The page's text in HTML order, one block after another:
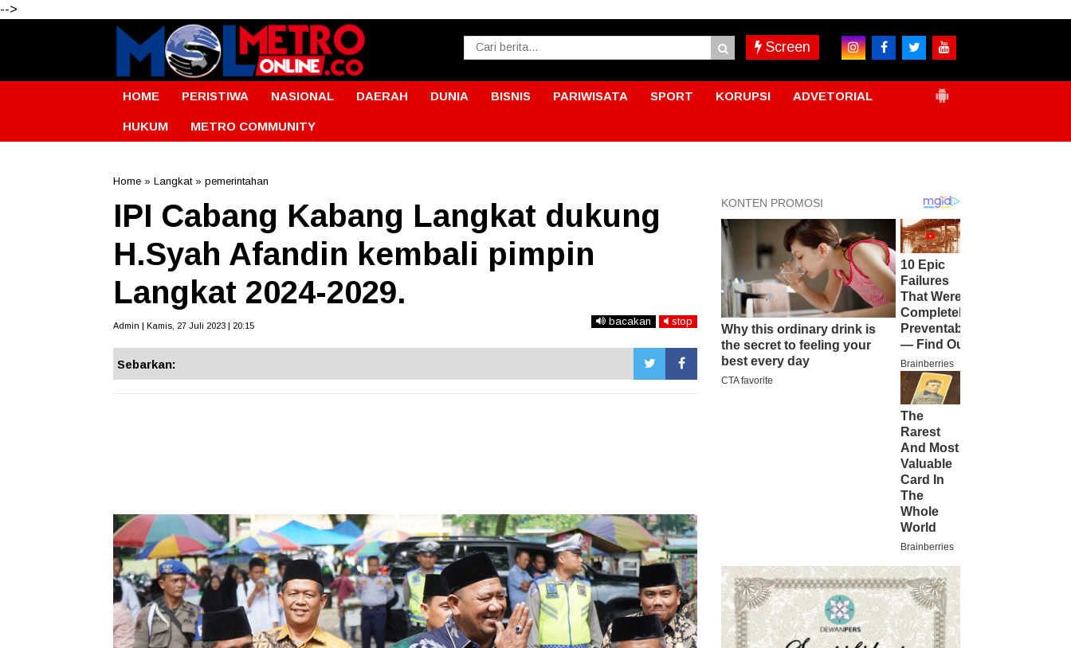
-->
Screen
HOME PERISTIWA NASIONAL DAERAH DUNIA BISNIS PARIWISATA SPORT KORUPSI ADVETORIAL
HUKUM METRO COMMUNITY
Home » Langkat» pemerintahan
IPI Cabang Kabang Langkat dukung
H.Syah Afandin kembali pimpin
Langkat 2024-2029.
Admin | Kamis, 27 Juli 2023 | 20:15 bacakan stop
Sebarkan: